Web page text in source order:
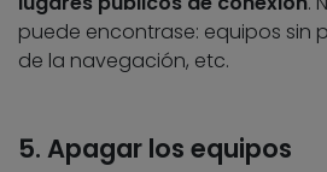
puede encontrase: equipos sin
de la navegación, etc.
5. Apagar los equipos